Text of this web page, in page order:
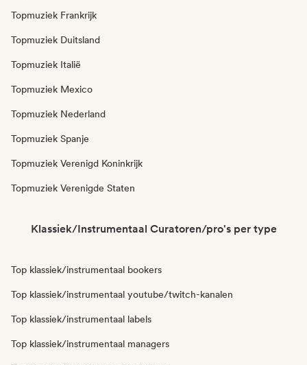
Topmuziek Frankrijk
Topmuziek Duitsland
Topmuziek Italië
Topmuziek Mexico
Topmuziek Nederland
Topmuziek Spanje
Topmuziek Verenigd Koninkrijk
Topmuziek Verenigde Staten
Klassiek/Instrumentaal Curatoren/pro's per type
Top klassiek/instrumentaal bookers
Top klassiek/instrumentaal youtube/twitch-kanalen
Top klassiek/instrumentaal labels
Top klassiek/instrumentaal managers